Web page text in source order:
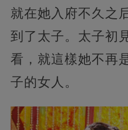
就在她入府不久之
到了太子。太子初
看，就這樣她不再
子的女人。